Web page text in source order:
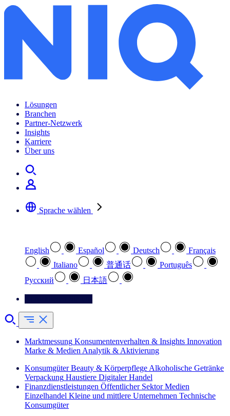
Lösungen
Branchen
Partner-Netzwerk
Insights
Karriere
Über uns
Sprache wählen
English Español Deutsch
Français
Italiano
普通话
Português
Pусский
日本語
Marktmessung Konsumentenverhalten & Insights Innovation
Marke & Medien Analytik & Aktivierung
Konsumgüter Beauty & Körperpflege Alkoholische Getränke
Verpackung Haustiere Digitaler Handel
Finanzdienstleistungen Öffentlicher Sektor Medien
Einzelhandel Kleine und mittlere Unternehmen Technische
Konsumgüter